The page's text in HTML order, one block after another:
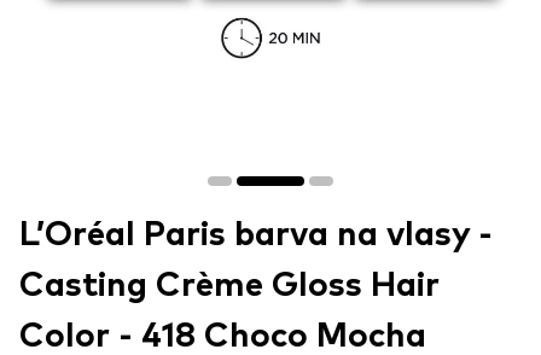
L’Oréal Paris barva na vlasy -
Casting Crème Gloss Hair
Color - 418 Choco Mocha